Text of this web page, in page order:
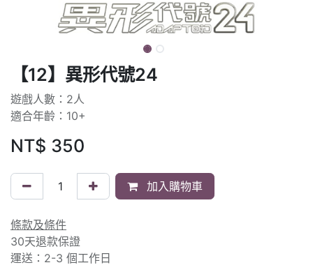
【12】異形代號24
遊戲人數：2人
適合年齡：10+
NT$ 350
加入購物車
條款及條件
30天退款保證
運送：2-3 個工作日